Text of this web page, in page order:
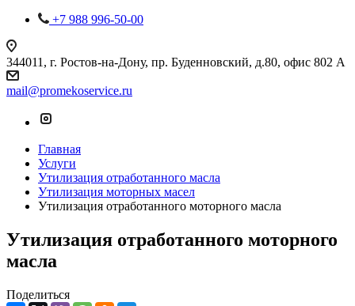
+7 988 996-50-00
344011, г. Ростов-на-Дону, пр. Буденновский, д.80, офис 802 А
mail@promekoservice.ru
Главная
Услуги
Утилизация отработанного масла
Утилизация моторных масел
Утилизация отработанного моторного масла
Утилизация отработанного моторного
масла
Поделиться